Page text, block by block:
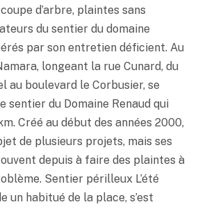
d’arbre, plaintes sans
du sentier du domaine
par son entretien déficient. Au
longeant la rue Cunard, du
au boulevard le Corbusier, se
sentier du Domaine Renaud qui
Créé au début des années 2000,
de plusieurs projets, mais ses
depuis à faire des plaintes à
Sentier périlleux L’été
un habitué de la place, s’est